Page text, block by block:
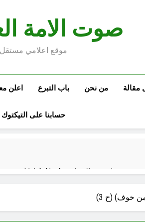
صوت الامة
موقع اعلامي مستقل
مقالة من نحن باب التبرع اعلن
حسابنا على التيكتوك
العراقي الحر
الحشود السورية على الحدود
خوف) (ح 3)